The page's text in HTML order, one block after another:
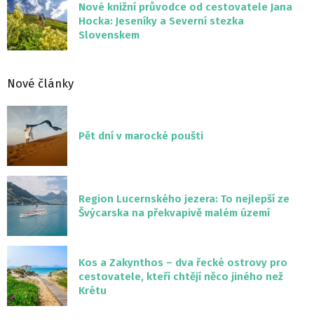
Nové knižní průvodce od cestovatele Jana
Hocka: Jeseníky a Severní stezka
Slovenskem
Nové články
Pět dní v marocké poušti
Region Lucernského jezera: To nejlepší ze
Švýcarska na překvapivě malém území
Kos a Zakynthos – dva řecké ostrovy pro
cestovatele, kteří chtějí něco jiného než
Krétu